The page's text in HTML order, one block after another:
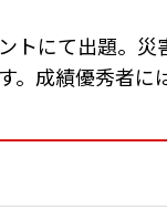
トにて出題。
。成績優秀者